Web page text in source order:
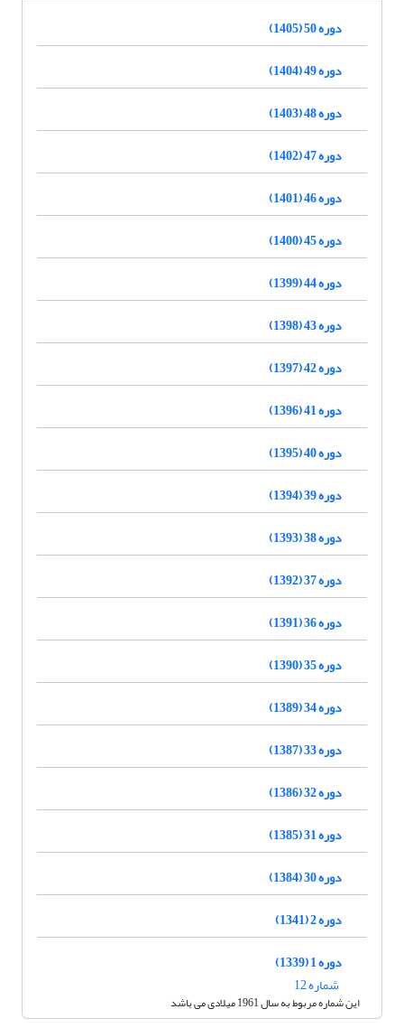
دوره 50 (1405)
دوره 49 (1404)
دوره 48 (1403)
دوره 47 (1402)
دوره 46 (1401)
دوره 45 (1400)
دوره 44 (1399)
دوره 43 (1398)
دوره 42 (1397)
دوره 41 (1396)
دوره 40 (1395)
دوره 39 (1394)
دوره 38 (1393)
دوره 37 (1392)
دوره 36 (1391)
دوره 35 (1390)
دوره 34 (1389)
دوره 33 (1387)
دوره 32 (1386)
دوره 31 (1385)
دوره 30 (1384)
دوره 2 (1341)
دوره 1 (1339)
شماره 12
این شماره مربوط به سال 1961 میلادی می باشد